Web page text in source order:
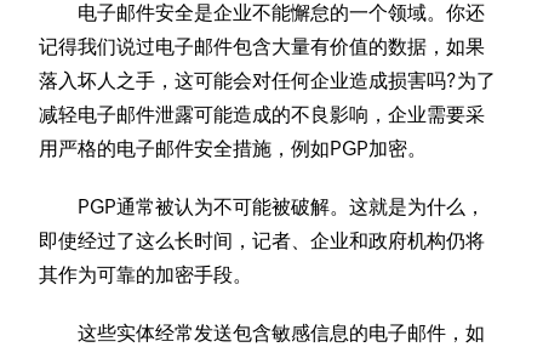
电子邮件安全是企业不能懈怠的一个领域。你还
记得我们说过电子邮件包含大量有价值的数据，如果
落入坏人之手，这可能会对任何企业造成损害吗?为了
减轻电子邮件泄露可能造成的不良影响，企业需要采
用严格的电子邮件安全措施，例如PGP加密。
PGP通常被认为不可能被破解。这就是为什么，
即使经过了这么长时间，记者、企业和政府机构仍将
其作为可靠的加密手段。
这些实体经常发送包含敏感信息的电子邮件，如